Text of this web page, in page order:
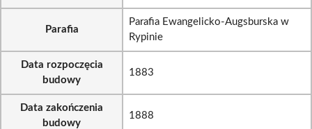
Parafia
Parafia Ewangelicko-Augsburska w
Rypinie
Data rozpoczęcia
budowy
1883
Data zakończenia
budowy
1888